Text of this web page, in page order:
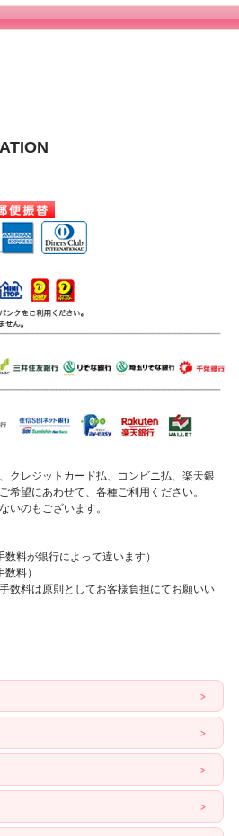
クレジットカード払、コンビニ払、楽天銀
希望にあわせて、各種ご利用ください。
いのもございます。
料が銀行によって違います）
料）
数料は原則としてお客様負担にてお願いい